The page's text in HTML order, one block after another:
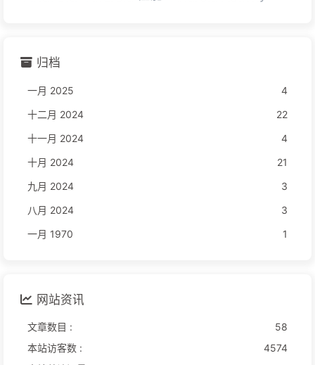
归档
一月 2025
4
十二月 2024
22
十一月 2024
4
十月 2024
21
九月 2024
3
八月 2024
3
一月 1970
1
网站资讯
文章数目 :
58
本站访客数 :
4574